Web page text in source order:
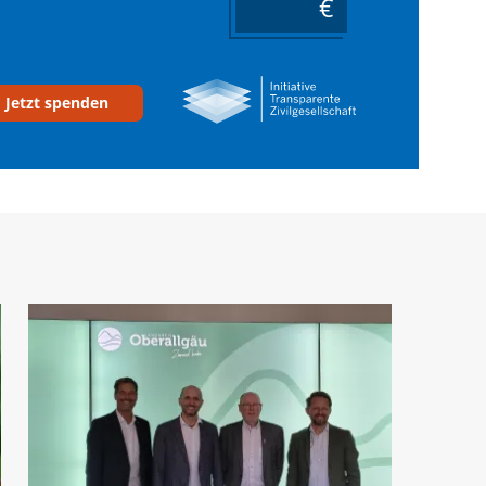
Jetzt spenden